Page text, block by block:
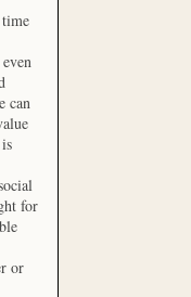
can
for
or